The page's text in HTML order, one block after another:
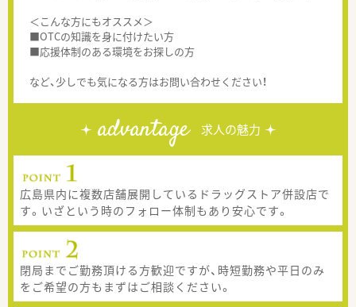
＜こんな方にもオススメ＞
■OTCの知識を身に付けたい方
■応援体制のある環境をお探しの方
など、少しでも気になる方はお問い合わせください！
advantage 求人の魅力
広島県内に複数店舗展開しているドラッグストア併設店で
す。いざという時のフォロー体制もあり安心です。
閉局までご勤務頂ける方歓迎ですが、時短勤務や平日のみ
をご希望の方もまずはご相談ください。